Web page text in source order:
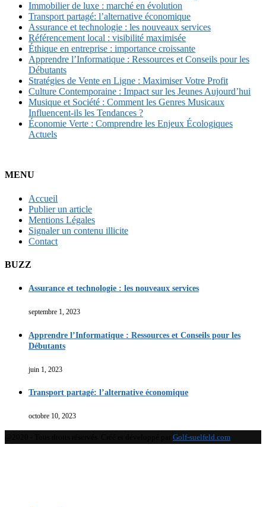
Immobilier de luxe : marché en évolution
Transport partagé: l’alternative économique
Assurance et technologie : les nouveaux services
Référencement local : visibilité maximisée
Éthique en entreprise : importance croissante
Apprendre l’Informatique : Ressources et Conseils pour les
Débutants
Stratégies de Vente en Ligne : Maximiser Votre Profit
Culture Contemporaine : Impact sur les Jeunes Aujourd’hui
Musique et Société : Comment les Genres Musicaux
Influencent-ils les Tendances ?
Économie Verte : Comprendre les Enjeux Écologiques
Actuels
MENU
Accueil
Publier un article
Mentions Légales
Signaler un contenu illicite
Contact
BUZZ
Assurance et technologie : les nouveaux services
septembre 1, 2023
Apprendre l’Informatique : Ressources et Conseils pour les
Débutants
juin 1, 2023
Transport partagé: l’alternative économique
octobre 10, 2023
Golf-suelfeld.com